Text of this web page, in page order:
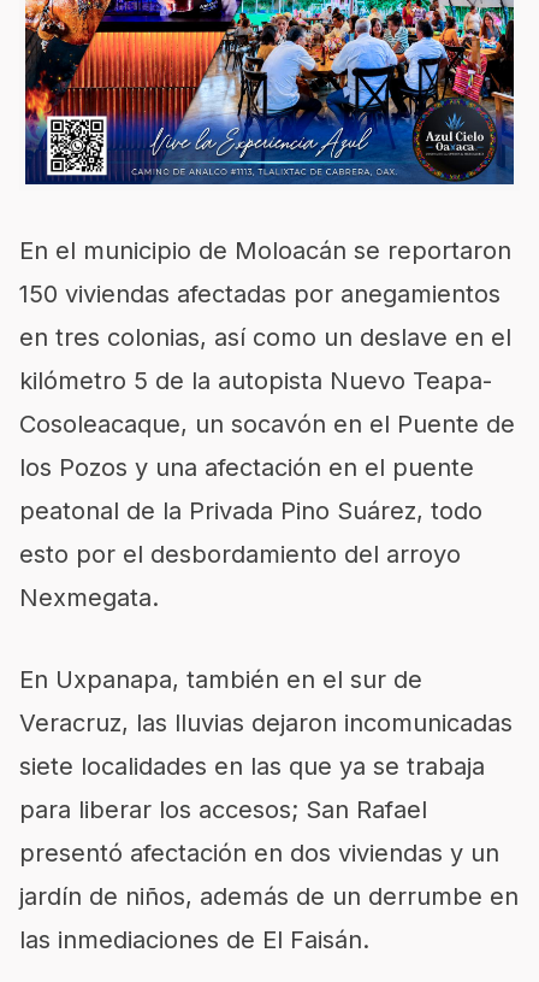
En el municipio de Moloacán se reportaron
150 viviendas afectadas por anegamientos
en tres colonias, así como un deslave en el
kilómetro 5 de la autopista Nuevo Teapa-
Cosoleacaque, un socavón en el Puente de
los Pozos y una afectación en el puente
peatonal de la Privada Pino Suárez, todo
esto por el desbordamiento del arroyo
Nexmegata.
En Uxpanapa, también en el sur de
Veracruz, las lluvias dejaron incomunicadas
siete localidades en las que ya se trabaja
para liberar los accesos; San Rafael
presentó afectación en dos viviendas y un
jardín de niños, además de un derrumbe en
las inmediaciones de El Faisán.